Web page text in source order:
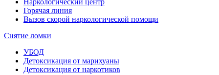
Горячая линия
Вызов скорой наркологической помощи
Снятие ломки
УБОД
Детоксикация от марихуаны
Детоксикация от наркотиков